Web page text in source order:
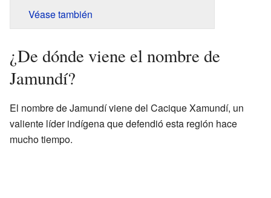
Véase también
¿De dónde viene el nombre de
Jamundí?
El nombre de Jamundí viene del Cacique Xamundí, un
valiente líder indígena que defendió esta región hace
mucho tiempo.